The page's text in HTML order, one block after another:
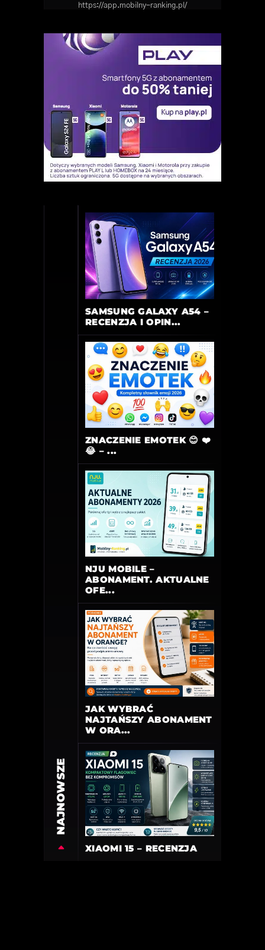
https://app.mobilny-ranking.pl/
NAJNOWSZE
SAMSUNG GALAXY A54 –
RECENZJA I OPIN...
ZNACZENIE EMOTEK 😊 ❤️
😂 – ...
NJU MOBILE –
ABONAMENT. AKTUALNE
OFE...
JAK WYBRAĆ
NAJTAŃSZY ABONAMENT
W ORA...
XIAOMI 15 – RECENZJA